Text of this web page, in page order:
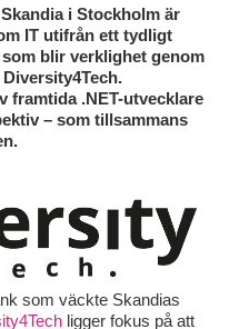
techmarknad.
och inkluderande
affärsnytta och
i Stockholm är
IT utifrån ett tydligt
blir verklighet genom
framtida .NET-utvecklare
– som tillsammans
som väckte Skandias
ligger fokus på att